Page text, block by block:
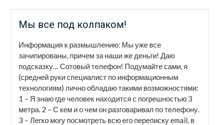
Мы все под колпаком!
Информация к размышлению: Мы уже все
зачипированы, причем за наши же деньги! Даю
подсказку… Сотовый телефон! Подумайте сами, я
(средней руки специалист по информационным
технологиям) лично обладаю такими возможностями:
1 – Я знаю где человек находится с погрешностью 3
метра. 2 – С кем и о чем он разговаривал по телефону.
3 – Легко могу посмотреть всю его переписку email, в